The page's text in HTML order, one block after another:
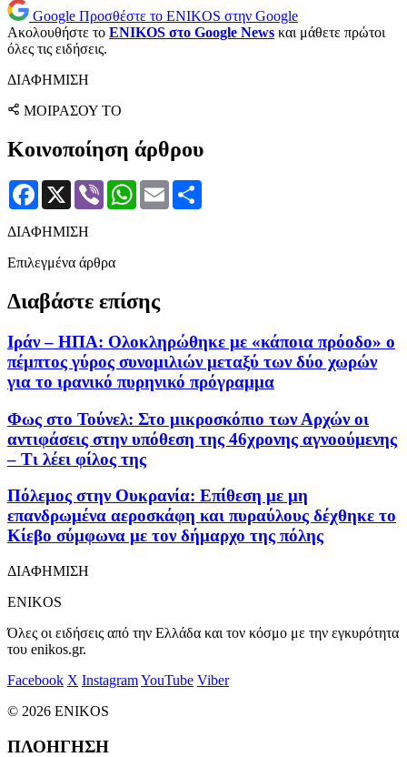
Google Προσθέστε το ENIKOS στην Google
Ακολουθήστε το ENIKOS στο Google News και μάθετε πρώτοι
όλες τις ειδήσεις.
ΔΙΑΦΗΜΙΣΗ
ΜΟΙΡΑΣΟΥ ΤΟ
Κοινοποίηση άρθρου
Facebook
X Viber WhatsApp
Email
ΔΙΑΦΗΜΙΣΗ
Επιλεγμένα άρθρα
Διαβάστε επίσης
Ιράν – ΗΠΑ: Ολοκληρώθηκε με «κάποια πρόοδο» ο
πέμπτος γύρος συνομιλιών μεταξύ των δύο χωρών
για το ιρανικό πυρηνικό πρόγραμμα
Φως στο Τούνελ: Στο μικροσκόπιο των Αρχών οι
αντιφάσεις στην υπόθεση της 46χρονης αγνοούμενης
– Τι λέει φίλος της
Πόλεμος στην Ουκρανία: Επίθεση με μη
επανδρωμένα αεροσκάφη και πυραύλους δέχθηκε το
Κίεβο σύμφωνα με τον δήμαρχο της πόλης
ΔΙΑΦΗΜΙΣΗ
ENIKOS
Όλες οι ειδήσεις από την Ελλάδα και τον κόσμο με την εγκυρότητα
του enikos.gr.
Facebook X InstagramYouTube Viber
© 2026 ENIKOS
ΠΛΟΗΓΗΣΗ